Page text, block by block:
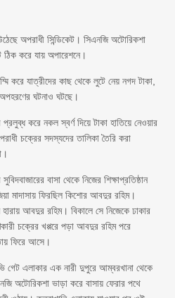
অপরাধী সিন্ডিকেট। সিএনজি অটোরিকশা
ঠিক করে যায় অপারেশনে।
করে যাত্রীদের কাছ থেকে লুটে নেয় নগদ টাকা,
ঘটনাও ঘটছে।
করে নকল স্বর্ণ দিয়ে টাকা হাতিয়ে নেওয়ার
চক্রের সদস্যদের তালিকা তৈরি করা
বাসা থেকে নিজের শিক্ষাপ্রতিষ্ঠান
মাদাসায় ফিরছিল কিশোর আবদুর রহিম।
আবদুর রহিম। বিকালে সে নিজেকে ঢাকার
চক্রের খপ্পরে পড়া আবদুর রহিম পরে
ফিরে আসে।
গেট এলাকার এক নারী দুপুরে আম্বরখানা থেকে
অটোরিকশা ভাড়া করে বাসায় ফেরার পথে